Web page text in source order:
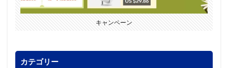
キャンペーン
カテゴリー